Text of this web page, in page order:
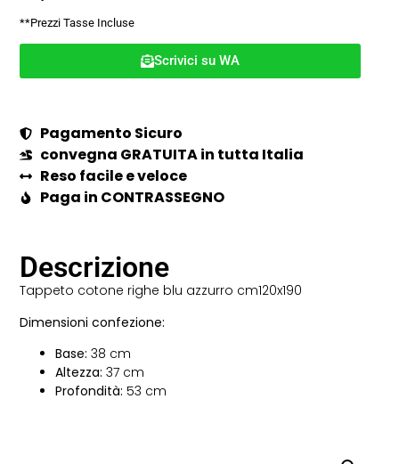
**Prezzi Tasse Incluse
Scrivici su WA
Pagamento Sicuro
convegna GRATUITA in tutta Italia
Reso facile e veloce
Paga in CONTRASSEGNO
Descrizione
Tappeto cotone righe blu azzurro cm120x190
Dimensioni confezione:
Base: 38 cm
Altezza: 37 cm
Profondità: 53 cm